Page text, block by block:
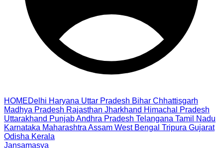
HOMEDelhi Haryana Uttar Pradesh Bihar Chhattisgarh
Madhya Pradesh Rajasthan Jharkhand Himachal Pradesh
Uttarakhand PunjabAndhra Pradesh Telangana Tamil Nadu
Karnataka Maharashtra Assam West Bengal Tripura Gujarat
Odisha Kerala
Jansamasya